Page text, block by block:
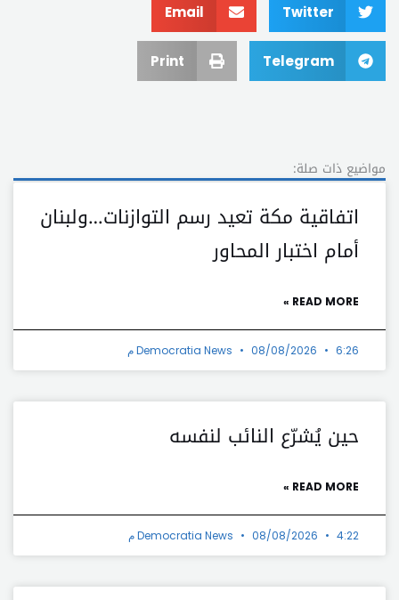
Twitter
Email
Telegram
Print
مواضيع ذات صلة:
اتفاقية مكة تعيد رسم التوازنات…ولبنان
أمام اختبار المحاور
READ MORE »
Democratia News 08/08/2026 6:26 م
حين يُشرّع النائب لنفسه
READ MORE »
Democratia News 08/08/2026 4:22 م